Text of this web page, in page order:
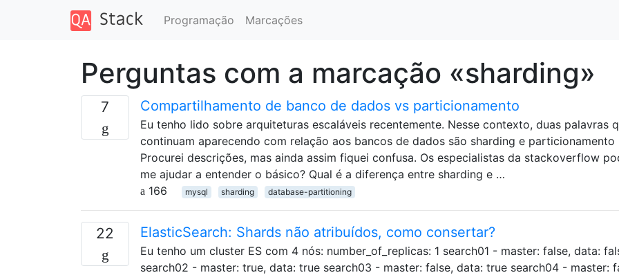
Programação Marcações
Perguntas com a marcação «sharding»
7 Compartilhamento de banco de dados vs particionamento
Eu tenho lido sobre arquiteturas escaláveis ​​recentemente. Nesse contexto, duas palavras
continuam aparecendo com relação aos bancos de dados são sharding e particionamento
Procurei descrições, mas ainda assim fiquei confusa. Os especialistas da stackoverflow
me ajudar a entender o básico? Qual é a diferença entre sharding e …
166
mysql sharding database-partitioning
22 ElasticSearch: Shards não atribuídos, como consertar?
Eu tenho um cluster ES com 4 nós: number_of_replicas: 1 search01 - master: false, data:
search02 - master: true, data: true search03 - master: false, data: true search04 - master: